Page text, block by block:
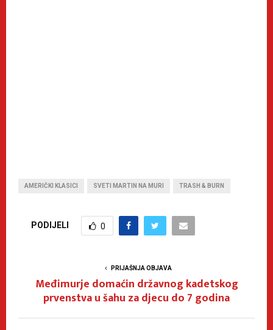
AMERIČKI KLASICI SVETI MARTIN NA MURI TRASH & BURN
PODIJELI 0
PRIJAŠNJA OBJAVA
Međimurje domaćin državnog kadetskog
prvenstva u šahu za djecu do 7 godina